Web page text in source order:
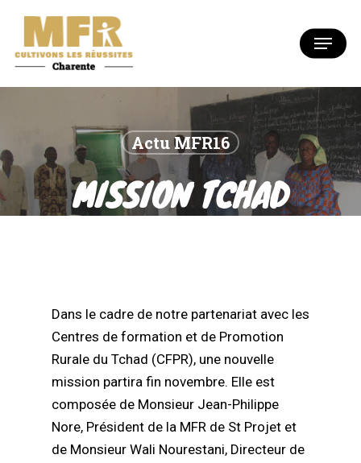
main
Menu
Actu MFR16
MISSION TCHAD
Dans le cadre de notre partenariat avec les
Centres de formation et de Promotion
Rurale du Tchad (CFPR), une nouvelle
mission partira fin novembre. Elle est
composée de Monsieur Jean-Philippe
Nore, Président de la MFR de St Projet et
de Monsieur Wali Nourestani, Directeur de
Close